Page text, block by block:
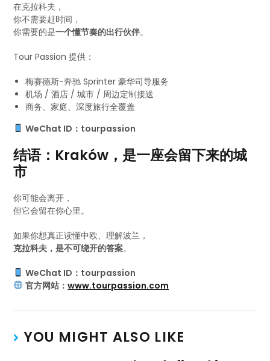
在克拉科夫，
你不需要赶时间，
你需要的是一个懂节奏的出行伙伴。
Tour Passion 提供：
梅赛德斯-奔驰 Sprinter 豪华司导服务
机场 / 酒店 / 城市 / 周边定制接送
商务、家庭、深度旅行全覆盖
WeChat ID：tourpassion
结语：Kraków，是一座会留下来的城
市
你可能会离开，
但它会留在你心里。
如果你想真正读懂中欧、理解波兰，
克拉科夫，是不可绕开的答案。
WeChat ID：tourpassion
官方网站：www.tourpassion.com
YOU MIGHT ALSO LIKE